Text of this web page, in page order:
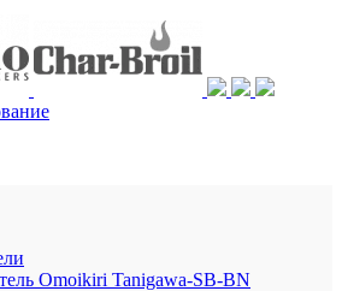
Omoikiri Tanigawa-SB-BN